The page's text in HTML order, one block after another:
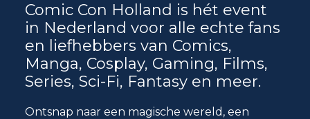
Comic Con Holland is hét event
in Nederland voor alle echte fans
en liefhebbers van Comics,
Manga, Cosplay, Gaming, Films,
Series, Sci-Fi, Fantasy en meer.
Ontsnap naar een magische wereld, een